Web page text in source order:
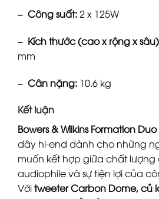
– Công suất:2 x 125W
– Kích thước (cao x rộng x
mm
– Cân nặng: 10.6 kg
Kết luận
Bowers & Wilkins Formation Duo
dây hi-end dành cho những
muốn kết hợp giữa chất lượng
audiophile và sự tiện lợi của
Vớitweeter Carbon Dome, củ